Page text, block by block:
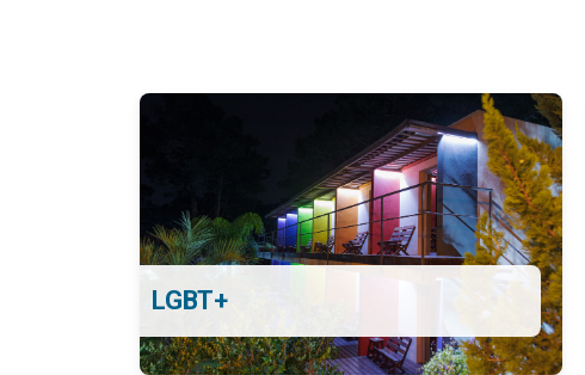
LGBT+